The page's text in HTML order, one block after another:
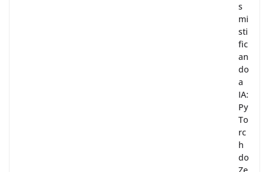
s
mi
sti
fic
an
do
a
IA:
Py
To
rc
h
do
Ze